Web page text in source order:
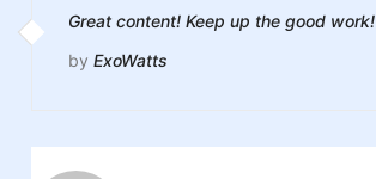
Great content! Keep up the good work!
by ExoWatts